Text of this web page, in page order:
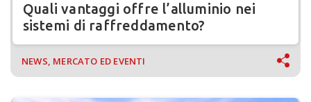
Quali vantaggi offre l’alluminio nei
sistemi di raffreddamento?
NEWS, MERCATO ED EVENTI